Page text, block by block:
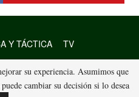
Y TÁCTICA TV
los derechos reservados
Open Solutions S,L
su experiencia. Asumimos que
cambiar su decisión si lo desea